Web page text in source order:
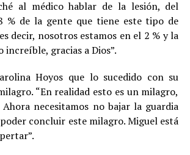
al médico hablar de la lesión, del
% de la gente que tiene este tipo de
decir, nosotros estamos en el 2 % y la
increíble, gracias a Dios”.
Hoyos que lo sucedido con su
“En realidad esto es un milagro,
necesitamos no bajar la guardia
concluir este milagro. Miguel está